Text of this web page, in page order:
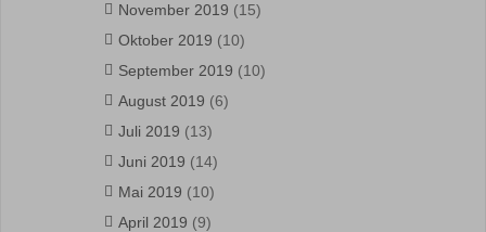
November 2019 (15)
Oktober 2019 (10)
September 2019 (10)
August 2019 (6)
Juli 2019 (13)
Juni 2019 (14)
Mai 2019 (10)
April 2019 (9)